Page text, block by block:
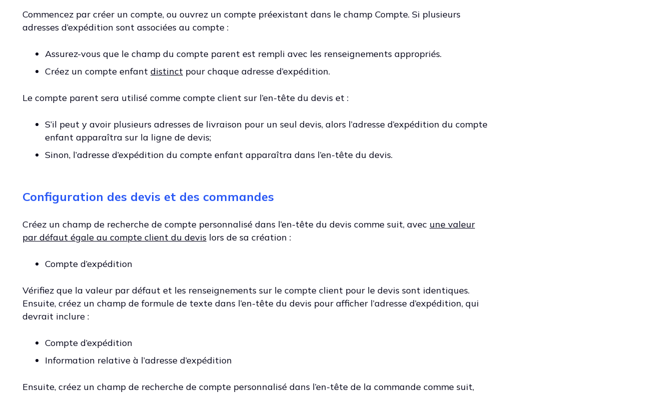
Commencez par créer un compte, ou ouvrez un compte préexistant dans le champ Compte. Si plusieurs
adresses d’expédition sont associées au compte :
Assurez-vous que le champ du compte parent est rempli avec les renseignements appropriés.
Créez un compte enfant distinct pour chaque adresse d’expédition.
Le compte parent sera utilisé comme compte client sur l’en-tête du devis et :
S’il peut y avoir plusieurs adresses de livraison pour un seul devis, alors l’adresse d’expédition du compte
enfant apparaîtra sur la ligne de devis;
Sinon, l’adresse d’expédition du compte enfant apparaîtra dans l’en-tête du devis.
Configuration des devis et des commandes
Créez un champ de recherche de compte personnalisé dans l’en-tête du devis comme suit, avec une valeur
par défaut égale au compte client du devis lors de sa création :
Compte d’expédition
Vérifiez que la valeur par défaut et les renseignements sur le compte client pour le devis sont identiques.
Ensuite, créez un champ de formule de texte dans l’en-tête du devis pour afficher l’adresse d’expédition, qui
devrait inclure :
Compte d’expédition
Information relative à l’adresse d’expédition
Ensuite, créez un champ de recherche de compte personnalisé dans l’en-tête de la commande comme suit,